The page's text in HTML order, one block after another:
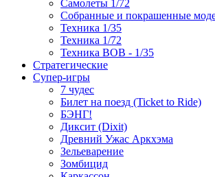
Самолеты 1/72
Собранные и покрашенные
Техника 1/35
Техника 1/72
Техника ВОВ - 1/35
Стратегические
Супер-игры
7 чудес
Билет на поезд (Ticket to Ride)
БЭНГ!
Диксит (Dixit)
Древний Ужас Аркхэма
Зельеварение
Зомбицид